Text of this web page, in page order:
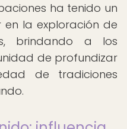
ha tenido un
la exploración de
brindando a los
de profundizar
de tradiciones